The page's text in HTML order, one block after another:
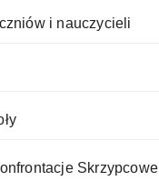
i nauczycieli
Skrzypcowe